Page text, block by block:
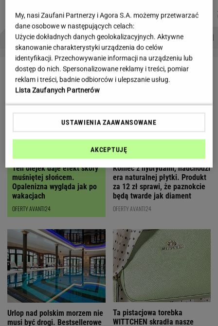
Autorzy:
NOWAK
KOZŁOWSKI
NIEDZIAŁEK
BALCERSKI
PROBLEMY POLSKICH SIATKARZY ZNAK Z '30' WISŁAWA SZYMBORSKA
LETNIE OKAZJE
Ten olejek daje efekt skóry
muśniętej słońcem.
Opalenizna wygląda jak po
wakacjach
OFERTY AVANTI24
Koniec z hybrydami, nadchodzi
era naturalnej płytki. Produkt
za 12 zł sprawi, że paznokcie
będą twarde jak diament
OFERTY AVANTI24
Urlop nad polskim morzem nie
musi być drogi. Bestsellerowe
Ta pistacjowa torebka
WITTCHEN skradła nasze
My, nasi Zaufani Partnerzy i Agora S.A. możemy przetwarzać
dane osobowe w następujących celach:
Użycie dokładnych danych geolokalizacyjnych. Aktywne
skanowanie charakterystyki urządzenia do celów
identyfikacji. Przechowywanie informacji na urządzeniu lub
dostęp do nich. Spersonalizowane reklamy i treści, pomiar
reklam i treści, badnie odbiorców i ulepszanie usług.
Lista Zaufanych Partnerów
USTAWIENIA ZAAWANSOWANE
AKCEPTUJĘ